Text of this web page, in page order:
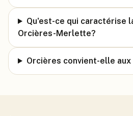
Qu'est-ce qui caractérise
Orcières-Merlette?
Orcières convient-elle